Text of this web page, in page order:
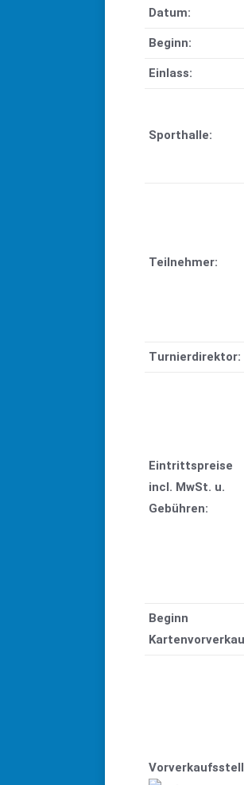
Datum:
Beginn:
Einlass:
Sporthalle:
Teilnehmer:
Turnierdirektor:
Eintrittspreise
incl. MwSt. u.
Gebühren:
Beginn